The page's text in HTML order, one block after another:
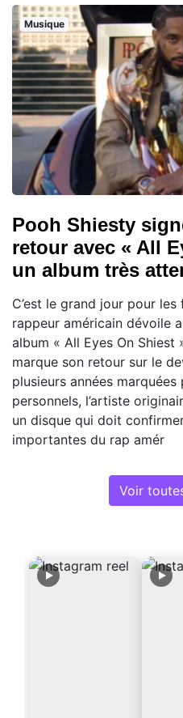
Musique
Pooh Shiesty
retour avec « All
un album très
C’est le grand jour pour
rappeur américain dévoile
album « All Eyes On
marque son retour sur le
plusieurs années marquées
personnels, l’artiste
un disque qui doit
importantes du rap amér
Voir